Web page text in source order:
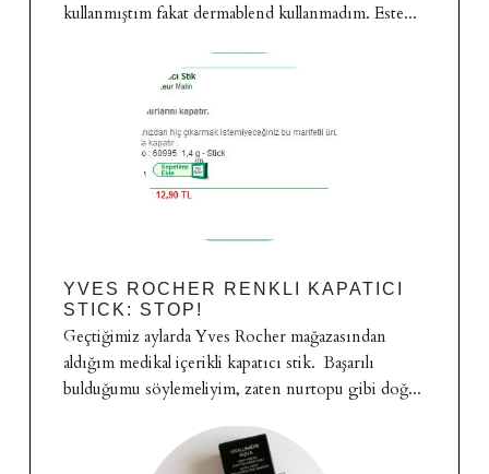
kullanmıştım fakat dermablend kullanmadım. Este...
YVES ROCHER RENKLI KAPATICI
STICK: STOP!
Geçtiğimiz aylarda Yves Rocher mağazasından
aldığım medikal içerikli kapatıcı stik. Başarılı
bulduğumu söylemeliyim, zaten nurtopu gibi doğ...